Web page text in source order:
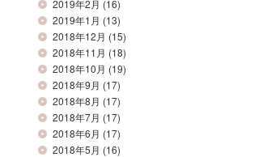
2019年2月 (16)
2019年1月 (13)
2018年12月 (15)
2018年11月 (18)
2018年10月 (19)
2018年9月 (17)
2018年8月 (17)
2018年7月 (17)
2018年6月 (17)
2018年5月 (16)